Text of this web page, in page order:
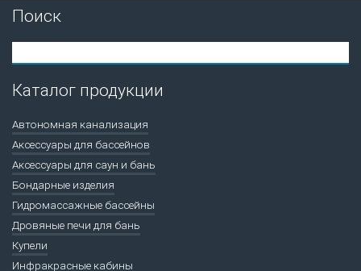
Поиск
Каталог продукции
Автономная канализация
Аксессуары для бассейнов
Аксессуары для саун и бань
Бондарные изделия
Гидромассажные бассейны
Дровяные печи для бань
Купели
Инфракрасные кабины